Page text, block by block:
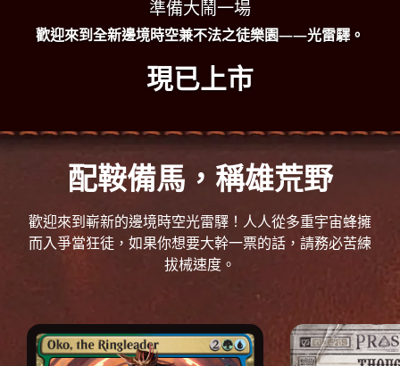
準備大鬧一場
歡迎來到全新邊境時空兼不法之徒樂園——光雷驛。
現已上市
配鞍備馬，稱雄荒野
歡迎來到嶄新的邊境時空光雷驛！人人從多重宇宙蜂擁
而入爭當狂徒，如果你想要大幹一票的話，請務必苦練
拔械速度。